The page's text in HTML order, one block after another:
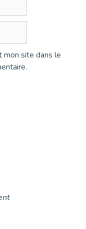
mon site dans le